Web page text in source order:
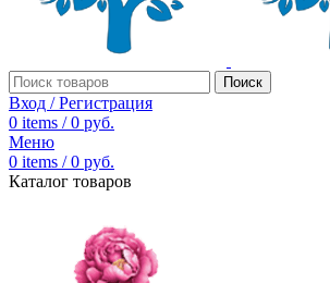
Поиск
Вход / Регистрация
0 items / 0 руб.
Меню
0 items / 0 руб.
Каталог товаров